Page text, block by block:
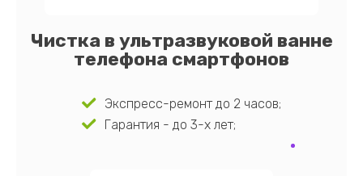
Чистка в ультразвуковой ванне
телефона смартфонов
Экспресс-ремонт до 2 часов;
Гарантия - до 3-х лет;